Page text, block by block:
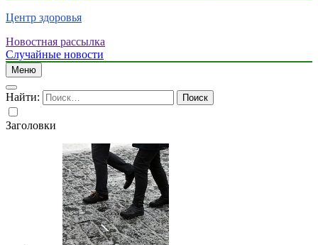
Центр здоровья
Новостная рассылка
Случайные новости
Меню
Найти:
Заголовки